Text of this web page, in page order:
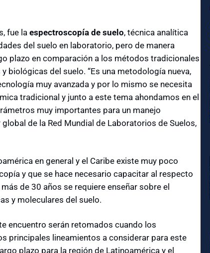
fue laespectroscopía de suelo, técnica analítica
del suelo en laboratorio, pero de manera
plazo en comparación a los métodos tradicionales
biológicas del suelo. “Es una metodología nueva,
muy avanzada y por lo mismo se necesita
tradicional y junto a este tema ahondamos en el
muy importantes para un manejo
de la Red Mundial de Laboratorios de Suelos,
en general y el Caribe existe muy poco
y que se hace necesario capacitar al respecto
de 30 años se requiere enseñar sobre el
y moleculares del suelo.
encuentro serán retomados cuando los
principales lineamientos a considerar para este
plazo para la región de Latinoamérica y el